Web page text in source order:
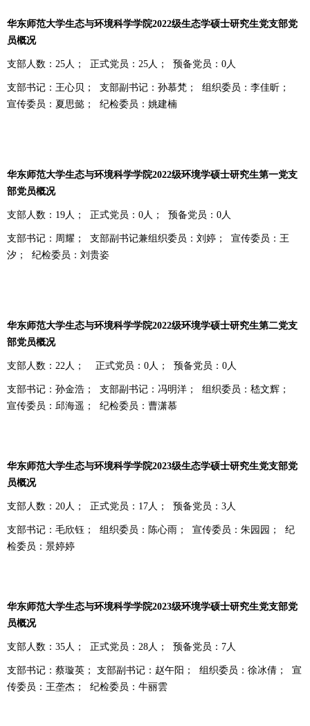
华东师范大学生态与环境科学学院2022级生态学硕士研究生党支部党
员概况
支部人数： 25人； 正式党员： 25人； 预备党员： 0人
支部书记：王心贝； 支部副书记：孙慕梵；
组织委员：李佳昕；
宣传委员：夏思懿；
纪检委员：姚建楠
华东师范大学生态与环境科学学院2022级环境学硕士研究生第一党支
部党员概况
支部人数： 19人； 正式党员： 0人； 预备党员： 0人
支部书记：周耀； 支部副书记兼组织委员：刘婷；
宣传委员：王
汐；
纪检委员：刘贵姿
华东师范大学生态与环境科学学院2022级环境学硕士研究生第二党支
部党员概况
支部人数： 22人； 正式党员： 0人； 预备党员： 0人
支部书记：孙金浩； 支部副书记：冯明洋；
组织委员：嵇文辉；
宣传委员：邱海遥；
纪检委员：曹潇慕
华东师范大学生态与环境科学学院2023级生态学硕士研究生党支部党
员概况
支部人数： 20人； 正式党员： 17人； 预备党员： 3人
支部书记：毛欣钰； 组织委员：陈心雨； 宣传委员：朱园园；
纪
检委员：景婷婷
华东师范大学生态与环境科学学院2023级环境学硕士研究生党支部党
员概况
支部人数： 35人； 正式党员： 28人； 预备党员： 7人
支部书记：蔡璇英； 支部副书记：赵午阳； 组织委员：徐冰倩；
宣
传委员：王垄杰；
纪检委员：牛丽雲